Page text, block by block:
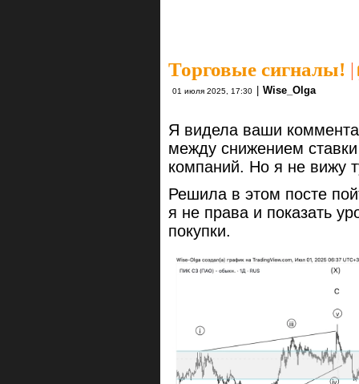
Торговые сигналы! |
01 июля 2025, 17:30 Wise_Olga
Я видела ваши
между снижением
компаний. Но я не вижу
Решила в этом посте
я не права и показать
покупки.